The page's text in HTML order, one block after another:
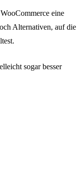
eine
Alternativen, auf die
sogar besser